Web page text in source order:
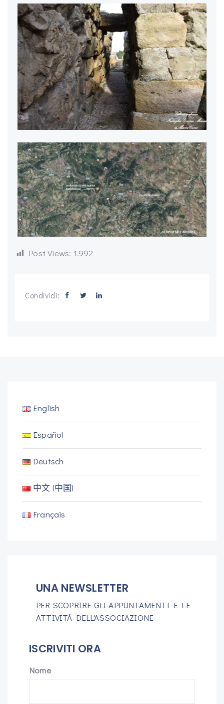
Post Views: 1.992
Condividi:
English
Español
Deutsch
中文 (中国)
Français
UNA NEWSLETTER
PER SCOPRIRE GLI APPUNTAMENTI E LE
ATTIVITÀ DELL'ASSOCIAZIONE
ISCRIVITI ORA
Nome